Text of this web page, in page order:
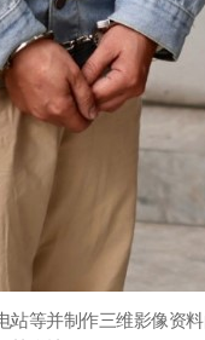
等并制作三维影像资